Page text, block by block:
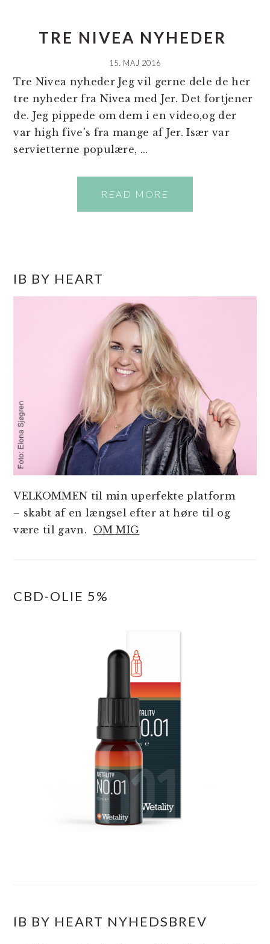
TRE NIVEA NYHEDER
15. MAJ 2016
Tre Nivea nyheder Jeg vil gerne dele de her
tre nyheder fra Nivea med Jer. Det fortjener
de. Jeg pippede om dem i en video,og der
var high five's fra mange af Jer. Især var
servietterne populære, ...
READ MORE
SIDEBAR
IB BY HEART
VELKOMMEN til min uperfekte platform
– skabt af en længsel efter at høre til og
være til gavn. OM MIG
CBD-OLIE 5%
IB BY HEART NYHEDSBREV